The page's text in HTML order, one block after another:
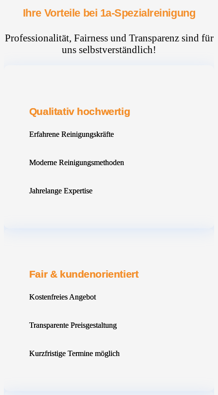
Ihre Vorteile bei 1a-Spezialreinigung
Professionalität, Fairness und Transparenz sind für
uns selbstverständlich!
Qualitativ hochwertig
Erfahrene Reinigungskräfte
Moderne Reinigungsmethoden
Jahrelange Expertise
Fair & kundenorientiert
Kostenfreies Angebot
Transparente Preisgestaltung
Kurzfristige Termine möglich